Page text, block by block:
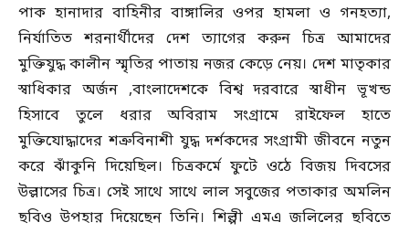
পাক হানাদার বাহিনীর বাঙ্গালির ওপর হামলা ও গনহত্যা,
নির্যাতিত শরনার্থীদের দেশ ত্যাগের করুন চিত্র আমাদের
মুক্তিযুদ্ধ কালীন স্মৃতির পাতায় নজর কেড়ে নেয়। দেশ মাতৃকার
স্বাধিকার অর্জন ,বাংলাদেশকে বিশ্ব দরবারে স্বাধীন ভূখন্ড
হিসাবে তুলে ধরার অবিরাম সংগ্রামে রাইফেল হাতে
মুক্তিযোদ্ধাদের শত্রুবিনাশী যুদ্ধ দর্শকদের সংগ্রামী জীবনে নতুন
করে ঝাঁকুনি দিয়েছিল। চিত্রকর্মে ফুটে ওঠে বিজয় দিবসের
উল্লাসের চিত্র। সেই সাথে সাথে লাল সবুজের পতাকার অমলিন
ছবিও উপহার দিয়েছেন তিনি। শিল্পী এমএ জলিলের ছবিতে